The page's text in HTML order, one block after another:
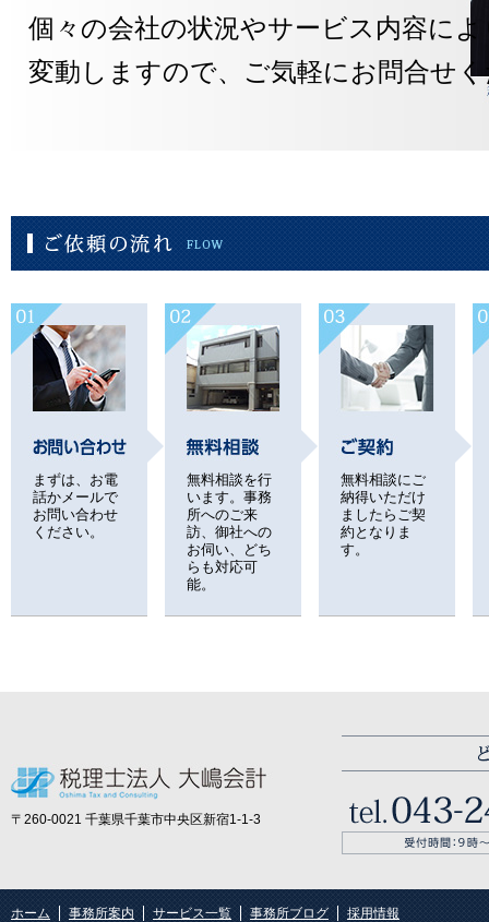
個々の会社の状況やサービス内容によ
変動しますので、ご気軽にお問合せ
まずは、お電
話かメールで
お問い合わせ
ください。
無料相談を行
います。事務
所へのご来
訪、御社への
お伺い、どち
らも対応可
能。
無料相談にご
納得いただけ
ましたらご契
約となりま
す。
〒260-0021 千葉県千葉市中央区新宿1-1-3
ホーム 事務所案内 サービス一覧 事務所ブログ 採用情報